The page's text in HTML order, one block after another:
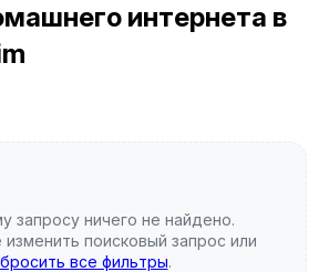
интернета в
запросу ничего не найдено.
поисковый запрос или
все фильтры.